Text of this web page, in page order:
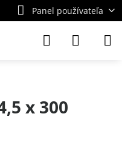
Panel používateľa
x 300